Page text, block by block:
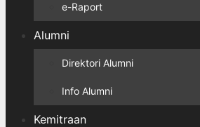
e-Raport
Alumni
Direktori Alumni
Info Alumni
Kemitraan